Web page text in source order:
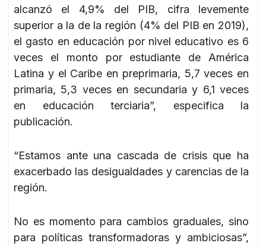
alcanzó el 4,9% del PIB, cifra levemente
superior a la de la región (4% del PIB en 2019),
el gasto en educación por nivel educativo es 6
veces el monto por estudiante de América
Latina y el Caribe en preprimaria, 5,7 veces en
primaria, 5,3 veces en secundaria y 6,1 veces
en educación terciaria”, especifica la
publicación.
“Estamos ante una cascada de crisis que ha
exacerbado las desigualdades y carencias de la
región.
No es momento para cambios graduales, sino
para políticas transformadoras y ambiciosas”,